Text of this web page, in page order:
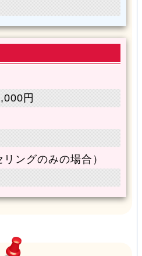
円
ングのみの場合）